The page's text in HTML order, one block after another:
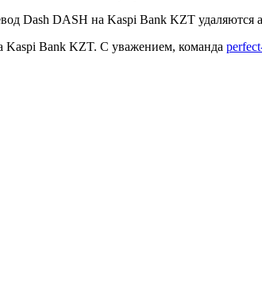
Dash DASH на Kaspi Bank KZT удаляются
Bank KZT. С уважением, команда